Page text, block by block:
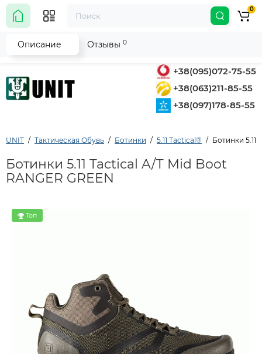
+38(095)072-75-55
+38(063)211-85-55
+38(097)178-85-55
0
UNIT Тактическая Обувь Ботинки 5.11 Tactical® Ботинки 5.11
Ботинки 5.11 Tactical A/T Mid Boot
RANGER GREEN
Топ
Описание Отзывы 0